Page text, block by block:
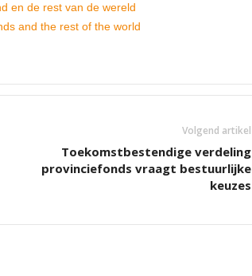
en de rest van de wereld
and the rest of the world
Volgend artikel
Toekomstbestendige verdeling
provinciefonds vraagt bestuurlijke
keuzes